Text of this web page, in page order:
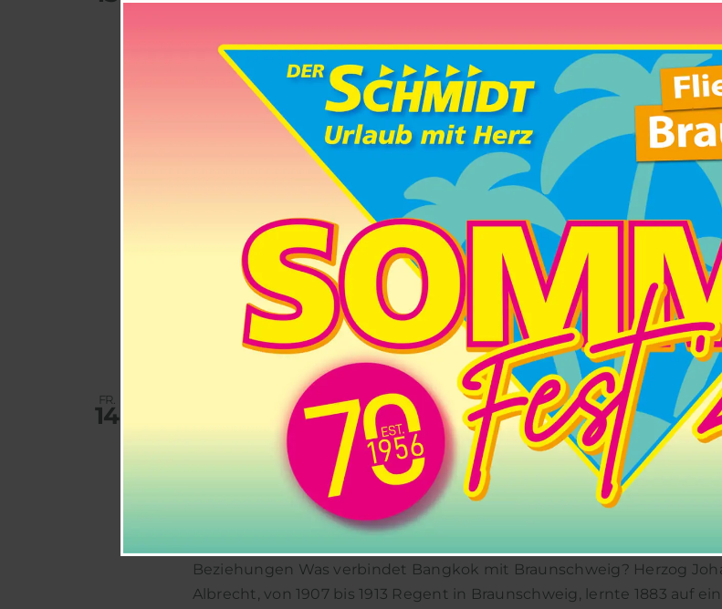
SchmidtTerminalHalchtersche Str. 33, Wolfenbüttel
Lassen Sie sich von den bezaubernden Melodien und dem warmen
vergangener Zeiten verzaubern und in eine Welt voller nostalgischer
und emotionaler Erinnerungen entführen. Tauchen Sie ein in die
harmonischen Töne, die Geschichten erzählen und die Seele berühren,
während die Musik die Zeit zurückdreht und eine magische
schafft.
Um eine Anmeldung per Email oder Telefon bis zum 27.06.2026 wird
Tel.: 05331-884-0
oder E-Mail: veranstaltung@der-schmidt.de
Hutkasse
FR.
14
Vortrag „Johann Albrecht und der König von Siam“
14. August 2026 @ 19:00-20:30
SchmidtTerminal Halchtersche Str. 33, Wolfenbüttel
Beziehungen Was verbindet Bangkok mit Braunschweig? Herzog
Albrecht, von 1907 bis 1913 Regent in Braunschweig, lernte 1883 auf